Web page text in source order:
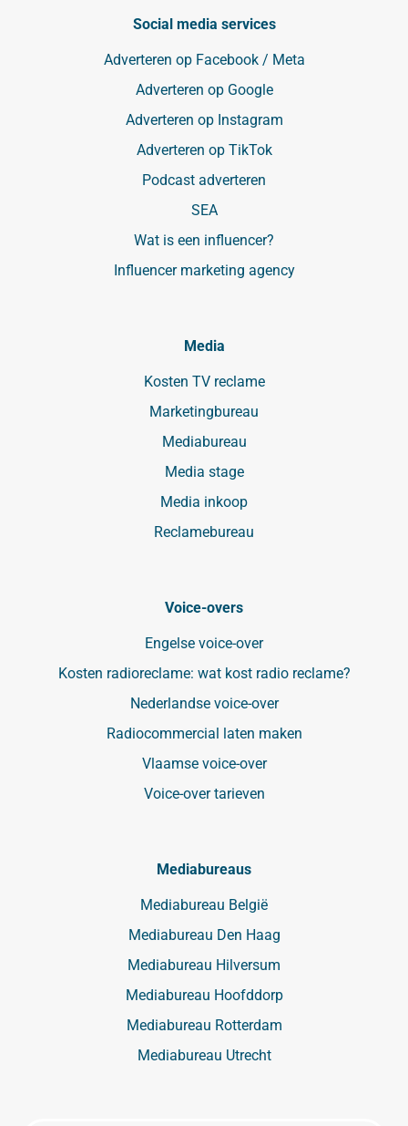
Social media services
Adverteren op Facebook / Meta
Adverteren op Google
Adverteren op Instagram
Adverteren op TikTok
Podcast adverteren
SEA
Wat is een influencer?
Influencer marketing agency
Media
Kosten TV reclame
Marketingbureau
Mediabureau
Media stage
Media inkoop
Reclamebureau
Voice-overs
Engelse voice-over
Kosten radioreclame: wat kost radio reclame?
Nederlandse voice-over
Radiocommercial laten maken
Vlaamse voice-over
Voice-over tarieven
Mediabureaus
Mediabureau België
Mediabureau Den Haag
Mediabureau Hilversum
Mediabureau Hoofddorp
Mediabureau Rotterdam
Mediabureau Utrecht